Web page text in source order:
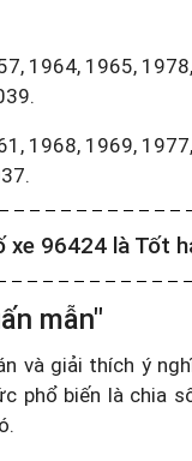
1964, 1965,
1968, 1969,
xe 96424 là Tốt
mẫn"
và giải thích ý
phổ biến là chia